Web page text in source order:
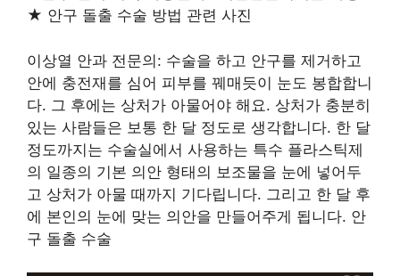
이상열 안과 전문의: 수술을 하고 안구를 제거하고
안에 충전재를 심어 피부를 꿰매듯이 눈도 봉합합니
다. 그 후에는 상처가 아물어야 해요. 상처가 충분히
있는 사람들은 보통 한 달 정도로 생각합니다. 한 달
정도까지는 수술실에서 사용하는 특수 플라스틱제
의 일종의 기본 의안 형태의 보조물을 눈에 넣어두
고 상처가 아물 때까지 기다립니다. 그리고 한 달 후
에 본인의 눈에 맞는 의안을 만들어주게 됩니다. 안
구 돌출 수술